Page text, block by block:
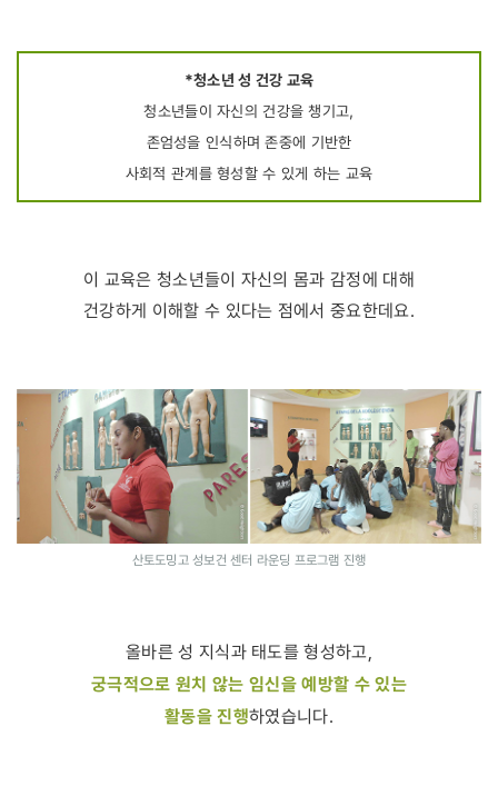
*청소년 성 건강 교육
청소년들이 자신의 건강을 챙기고,
존엄성을 인식하며 존중에 기반한
사회적 관계를 형성할 수 있게 하는 교육
이 교육은 청소년들이 자신의 몸과 감정에 대해
건강하게 이해할 수 있다는 점에서 중요한데요.
산토도밍고 성보건 센터 라운딩 프로그램 진행
올바른 성 지식과 태도를 형성하고,
궁극적으로 원치 않는 임신을 예방할 수 있는
활동을 진행하였습니다.